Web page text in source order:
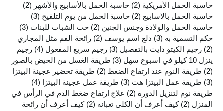
حاسبة الحمل الأمريكية (2) حاسبة الحمل بالأسابيع والأشهر (2)
حاسبة الحمل بالاسابيع (2) حاسبة الحمل من يوم التلقيح (3)
حاسبة الحمل والولادة وجنس الجنين (2) حب الشباب للبنات (3)
حكم التسمية به (3) دلع اسم يوسف (2)
رائحة الفم مثل المجاري
(2)
رجيم الكيتو دايت بالتفصيل (3) رجيم سريع المفعول (4)
رجيم
ينزل 10 كيلو في اسبوع سهل
(3)
طريقة الغسل من الحيض بالصور
(2)
طريقة النوم عند ارتفاع الضغط (2)
طريقة تحضير عجينة البيتزا
(3)
طريقة عمل البيتزا هت (3) طريقة عمل عجينة البيتزا (4)
طريقة نوم لتنزيل الدورة (2)
علاج ارتفاع ضغط الدم في الرأس في
المنزل (2) كيف أعرف أن الكلى تعبانه (2)
كيف أعرف أن رائحة